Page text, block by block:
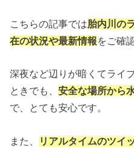
こちらの記事では胎内川の
在の状況や最新情報をご確
深夜など辺りが暗くてライ
ときでも、安全な場所から
で、とても安心です。
また、 リアルタイムのツイ